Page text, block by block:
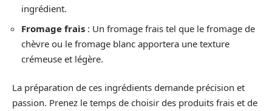
ingrédient.
Fromage frais : Un fromage frais tel que le fromage de
chèvre ou le fromage blanc apportera une texture
crémeuse et légère.
La préparation de ces ingrédients demande précision et
passion. Prenez le temps de choisir des produits frais et de